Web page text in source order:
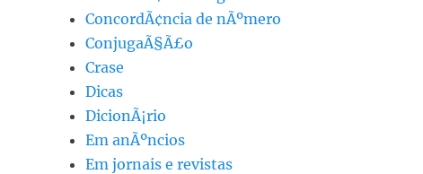
ConcordÃ¢ncia de nÃºmero
ConjugaÃ§Ã£o
Crase
Dicas
DicionÃ¡rio
Em anÃºncios
Em jornais e revistas